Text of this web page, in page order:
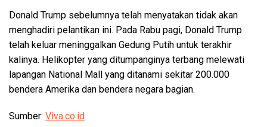
Donald Trump sebelumnya telah menyatakan tidak akan
menghadiri pelantikan ini. Pada Rabu pagi, Donald Trump
telah keluar meninggalkan Gedung Putih untuk terakhir
kalinya. Helikopter yang ditumpanginya terbang melewati
lapangan National Mall yang ditanami sekitar 200.000
bendera Amerika dan bendera negara bagian.
Sumber: Viva.co.id